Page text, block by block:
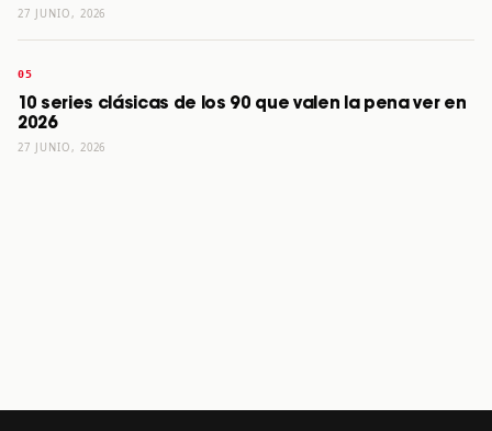
27 JUNIO, 2026
10 series clásicas de los 90 que valen la pena ver en
2026
27 JUNIO, 2026